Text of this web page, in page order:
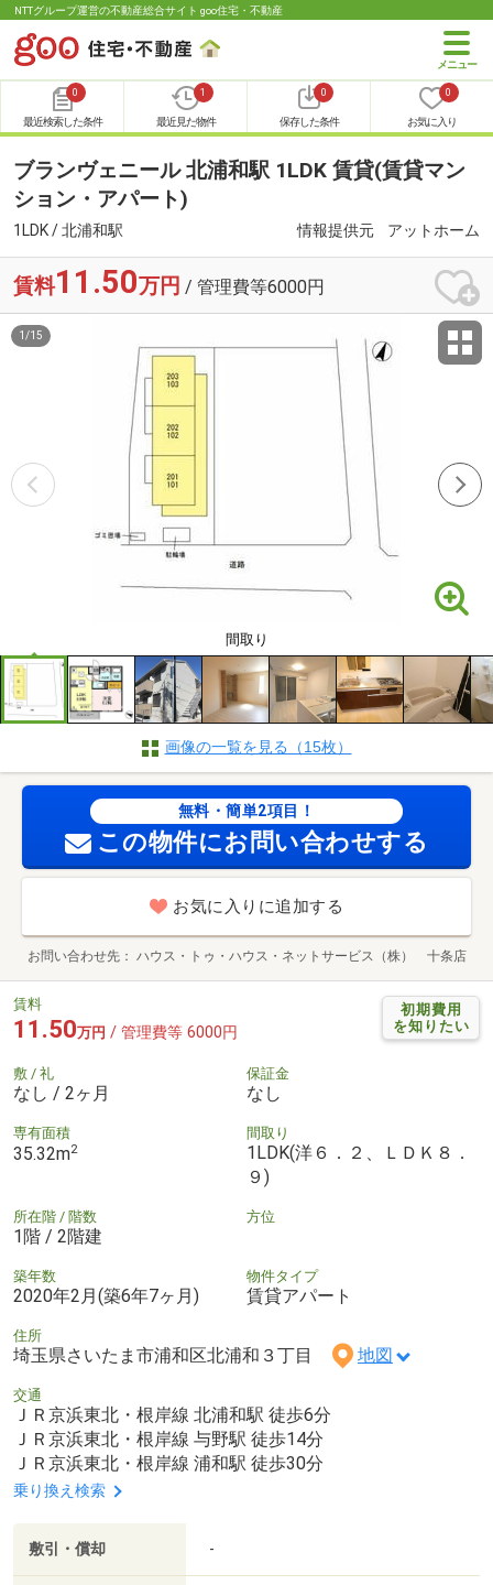
NTTグループ運営の不動産総合サイト goo住宅・不動産
0
最近検索した条件
1
最近見た物件
0
保存した条件
0
お気に入り
ブランヴェニール 北浦和駅 1LDK 賃貸(賃貸マン
ション・アパート)
1LDK / 北浦和駅 情報提供元 アットホーム
賃料11.50万円 / 管理費等6000円
間取り
1 /15
画像の一覧を見る（15枚）
無料・簡単2項目！
この物件にお問い合わせする
お気に入りに追加する
お問い合わせ先 ハウス・トゥ・ハウス・ネットサービス（株） 十条店
初期費用
を知りたい
賃料
11.50万円 / 管理費等 6000円
敷 / 礼
なし / 2ヶ月
保証金
なし
専有面積
35.32m2
間取り
1LDK(洋６．２、ＬＤＫ８．
９)
所在階 / 階数
1階 / 2階建
方位
築年数
2020年2月(築6年7ヶ月)
物件タイプ
賃貸アパート
住所
埼玉県さいたま市浦和区北浦和３丁目 地図
交通
ＪＲ京浜東北・根岸線 北浦和駅 徒歩6分
ＪＲ京浜東北・根岸線 与野駅 徒歩14分
ＪＲ京浜東北・根岸線 浦和駅 徒歩30分
乗り換え検索
敷引・償却 -